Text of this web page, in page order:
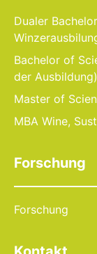
Dualer
Bachelor of
der Ausbildung)
Master of
MBA Wine,
Forschung
Forschung